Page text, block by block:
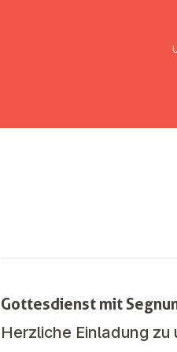
Gottesdienst mit
Herzliche Einladung